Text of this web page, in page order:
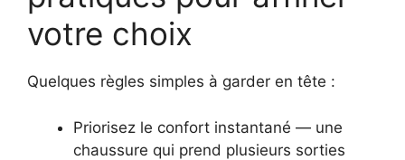
votre choix
Quelques règles simples à garder en tête :
Priorisez le confort instantané — une
chaussure qui prend plusieurs sorties